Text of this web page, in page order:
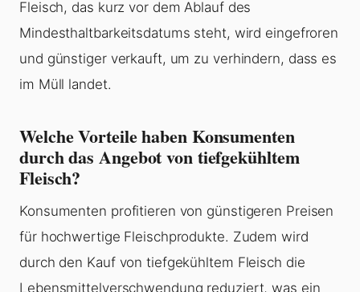
Fleisch, das kurz vor dem Ablauf des
Mindesthaltbarkeitsdatums steht, wird eingefroren
und günstiger verkauft, um zu verhindern, dass es
im Müll landet.
Welche Vorteile haben Konsumenten
durch das Angebot von tiefgekühltem
Fleisch?
Konsumenten profitieren von günstigeren Preisen
für hochwertige Fleischprodukte. Zudem wird
durch den Kauf von tiefgekühltem Fleisch die
Lebensmittelverschwendung reduziert, was ein